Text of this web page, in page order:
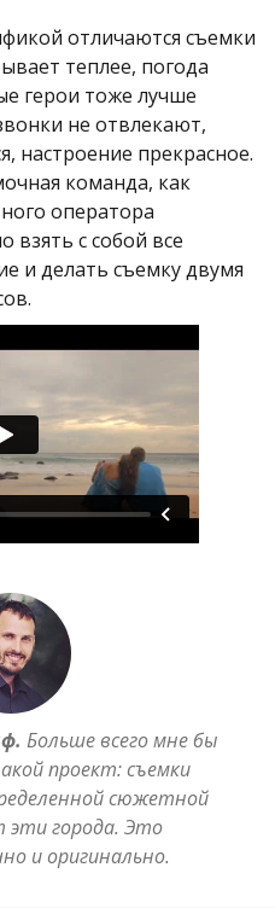
отличаются съемки
теплее, погода
герои тоже лучше
не отвлекают,
настроение прекрасное.
команда, как
оператора
взять с собой все
и делать съемку двумя
Больше всего мне бы
проект: съемки
сюжетной
эти города. Это
и оригинально.